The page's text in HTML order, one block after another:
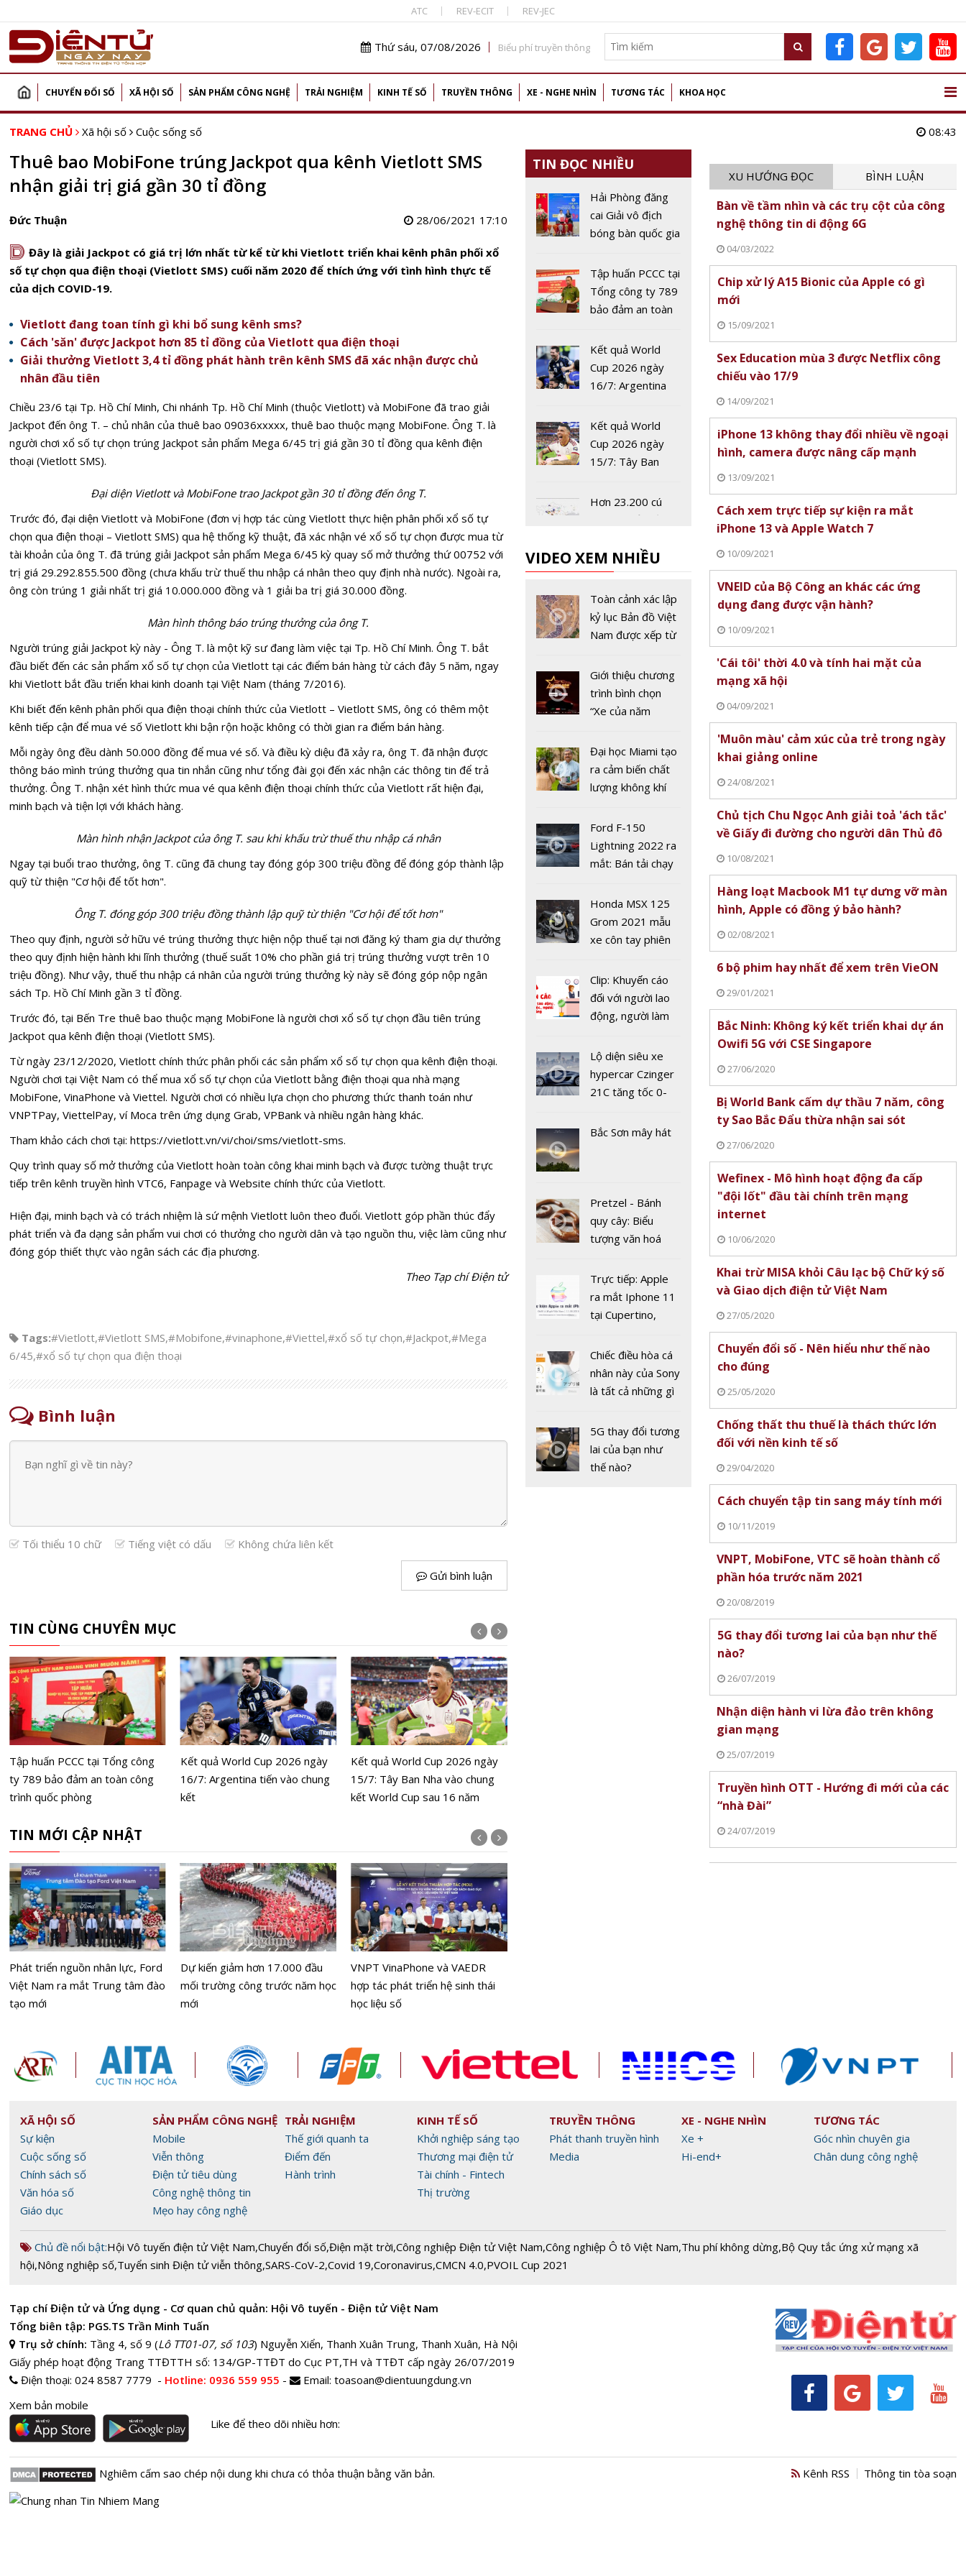
ATC REV-ECIT REV-JEC
Thứ sáu, 07/08/2026 Biểu phí truyền thông
CHUYỂN ĐỔI SỐ XÃ HỘI SỐ SẢN PHẨM CÔNG NGHỆ TRẢI NGHIỆM KINH TẾ SỐ TRUYỀN THÔNG XE - NGHE NHÌN TƯƠNG TÁC KHOA HỌC
TRANG CHỦ Xã hội số Cuộc sống số 08:43
Thuê bao MobiFone trúng Jackpot qua kênh Vietlott SMS
nhận giải trị giá gần 30 tỉ đồng
Đức Thuận 28/06/2021 17:10
D Đây là giải Jackpot có giá trị lớn nhất từ kể từ khi Vietlott triển khai kênh phân phối xổ
số tự chọn qua điện thoại (Vietlott SMS) cuối năm 2020 để thích ứng với tình hình thực tế
của dịch COVID-19.
Vietlott đang toan tính gì khi bổ sung kênh sms?
Cách 'săn' được Jackpot hơn 85 tỉ đồng của Vietlott qua điện thoại
Giải thưởng Vietlott 3,4 tỉ đồng phát hành trên kênh SMS đã xác nhận được chủ
nhân đầu tiên
Chiều 23/6 tại Tp. Hồ Chí Minh, Chi nhánh Tp. Hồ Chí Minh (thuộc Vietlott) và MobiFone đã trao giải
Jackpot đến ông T. – chủ nhân của thuê bao 09036xxxxx, thuê bao thuộc mạng MobiFone. Ông T. là
người chơi xổ số tự chọn trúng Jackpot sản phẩm Mega 6/45 trị giá gần 30 tỉ đồng qua kênh điện
thoại (Vietlott SMS).
Đại diện Vietlott và MobiFone trao Jackpot gần 30 tỉ đồng đến ông T.
Trước đó, đại diện Vietlott và MobiFone (đơn vị hợp tác cùng Vietlott thực hiện phân phối xổ số tự
chọn qua điện thoại – Vietlott SMS) qua hệ thống kỹ thuật, đã xác nhận vé xổ số tự chọn được mua từ
tài khoản của ông T. đã trúng giải Jackpot sản phẩm Mega 6/45 kỳ quay số mở thưởng thứ 00752 với
trị giá 29.292.855.500 đồng (chưa khấu trừ thuế thu nhập cá nhân theo quy định nhà nước). Ngoài ra,
ông còn trúng 1 giải nhất trị giá 10.000.000 đồng và 1 giải ba trị giá 30.000 đồng.
Màn hình thông báo trúng thưởng của ông T.
Người trúng giải Jackpot kỳ này - Ông T. là một kỹ sư đang làm việc tại Tp. Hồ Chí Minh. Ông T. bắt
đầu biết đến các sản phẩm xổ số tự chọn của Vietlott tại các điểm bán hàng từ cách đây 5 năm, ngay
khi Vietlott bắt đầu triển khai kinh doanh tại Việt Nam (tháng 7/2016).
Khi biết đến kênh phân phối qua điện thoại chính thức của Vietlott – Vietlott SMS, ông có thêm một
kênh tiếp cận để mua vé số Vietlott khi bận rộn hoặc không có thời gian ra điểm bán hàng.
Mỗi ngày ông đều dành 50.000 đồng để mua vé số. Và điều kỳ diệu đã xảy ra, ông T. đã nhận được
thông báo mình trúng thưởng qua tin nhắn cũng như tổng đài gọi đến xác nhận các thông tin để trả
thưởng. Ông T. nhận xét hình thức mua vé qua kênh điện thoại chính thức của Vietlott rất hiện đại,
minh bạch và tiện lợi với khách hàng.
Màn hình nhận Jackpot của ông T. sau khi khấu trừ thuế thu nhập cá nhân
Ngay tại buổi trao thưởng, ông T. cũng đã chung tay đóng góp 300 triệu đồng để đóng góp thành lập
quỹ từ thiện "Cơ hội để tốt hơn".
Ông T. đóng góp 300 triệu đồng thành lập quỹ từ thiện "Cơ hội để tốt hơn"
Theo quy định, người sở hữu vé trúng thưởng thực hiện nộp thuế tại nơi đăng ký tham gia dự thưởng
theo quy định hiện hành khi lĩnh thưởng (thuế suất 10% cho phần giá trị trúng thưởng vượt trên 10
triệu đồng). Như vậy, thuế thu nhập cá nhân của người trúng thưởng kỳ này sẽ đóng góp nộp ngân
sách Tp. Hồ Chí Minh gần 3 tỉ đồng.
Trước đó, tại Bến Tre thuê bao thuộc mạng MobiFone là người chơi xổ số tự chọn đầu tiên trúng
Jackpot qua kênh điện thoại (Vietlott SMS).
Từ ngày 23/12/2020, Vietlott chính thức phân phối các sản phẩm xổ số tự chọn qua kênh điện thoại.
Người chơi tại Việt Nam có thể mua xổ số tự chọn của Vietlott bằng điện thoại qua nhà mạng
MobiFone, VinaPhone và Viettel. Người chơi có nhiều lựa chọn cho phương thức thanh toán như
VNPTPay, ViettelPay, ví Moca trên ứng dụng Grab, VPBank và nhiều ngân hàng khác.
Tham khảo cách chơi tại: https://vietlott.vn/vi/choi/sms/vietlott-sms.
Quy trình quay số mở thưởng của Vietlott hoàn toàn công khai minh bạch và được tường thuật trực
tiếp trên kênh truyền hình VTC6, Fanpage và Website chính thức của Vietlott.
Hiện đại, minh bạch và có trách nhiệm là sứ mệnh Vietlott luôn theo đuổi. Vietlott góp phần thúc đẩy
phát triển và đa dạng sản phẩm vui chơi có thưởng cho người dân và tạo nguồn thu, việc làm cũng như
đóng góp thiết thực vào ngân sách các địa phương.
Theo Tạp chí Điện tử
Tags:#Vietlott,#Vietlott SMS,#Mobifone,#vinaphone,#Viettel,#xổ số tự chọn,#Jackpot,#Mega
6/45,#xổ số tự chọn qua điện thoại
Bình luận
Tối thiểu 10 chữ Tiếng việt có dấu Không chứa liên kết
Gửi bình luận
TIN CÙNG CHUYÊN MỤC
Tập huấn PCCC tại Tổng công
ty 789 bảo đảm an toàn công
trình quốc phòng
Kết quả World Cup 2026 ngày
16/7: Argentina tiến vào chung
kết
Kết quả World Cup 2026 ngày
15/7: Tây Ban Nha vào chung
kết World Cup sau 16 năm
Lịch World Cup 2026 ngày 1/7:
sáng cửa vào vòng 1/8
Paraguay và Maroc
TIN MỚI CẬP NHẬT
Phát triển nguồn nhân lực, Ford
Việt Nam ra mắt Trung tâm đào
tạo mới
Dự kiến giảm hơn 17.000 đầu
mối trường công trước năm học
mới
VNPT VinaPhone và VAEDR
hợp tác phát triển hệ sinh thái
học liệu số
TIN ĐỌC NHIỀU
Hải Phòng đăng
cai Giải vô địch
bóng bàn quốc gia
thứ 44
Tập huấn PCCC tại
Tổng công ty 789
bảo đảm an toàn
phòng
Kết quả World
Cup 2026 ngày
16/7: Argentina
Kết quả World
Cup 2026 ngày
15/7: Tây Ban
World Cup sau 16
Hơn 23.200 cú
sét đánh ở miền
châu Á-Thái Bình
Dương và Nhật
Bản có Chủ tịch
tính hai mặt của
mạng xã hội
nhất để xem trên
VieON
Bắc Ninh: Không
dự án Owifi 5G
với CSE Singapore
cấm dự thầu 7
năm, công ty Sao
Bắc Đẩu thừa
VIDEO XEM NHIỀU
Toàn cảnh xác lập
kỷ lục Bản đồ Việt
Nam được xếp từ
năm 2022
Giới thiệu chương
trình bình chọn
“Xe của năm
Đại học Miami tạo
ra cảm biến chất
lượng không khí
19
Ford F-150
Lightning 2022 ra
mắt: Bán tải chạy
chưa đến 40 nghìn
USD
Honda MSX 125
Grom 2021 mẫu
xe côn tay phiên
Clip: Khuyến cáo
đối với người lao
động, người làm
hàng tại khu dịch
vụ trong dịch
Covid-19
Lộ diện siêu xe
hypercar Czinger
21C tăng tốc 0-
2 giây
Bắc Sơn mây hát
Pretzel - Bánh
quy cây: Biểu
tượng văn hoá
tranh cãi về nguồn
gốc
Trực tiếp: Apple
ra mắt Iphone 11
tại Cupertino,
Chiếc điều hòa cá
nhân này của Sony
là tất cả những gì
sót qua mùa hè
nóng nực
5G thay đổi tương
lai của bạn như
thế nào?
XU HƯỚNG ĐỌC BÌNH LUẬN
Bàn về tầm nhìn và các trụ cột của công
nghệ thông tin di động 6G
04/03/2022
Chip xử lý A15 Bionic của Apple có gì
mới
15/09/2021
Sex Education mùa 3 được Netflix công
chiếu vào 17/9
14/09/2021
iPhone 13 không thay đổi nhiều về ngoại
hình, camera được nâng cấp mạnh
13/09/2021
Cách xem trực tiếp sự kiện ra mắt
iPhone 13 và Apple Watch 7
10/09/2021
VNEID của Bộ Công an khác các ứng
dụng đang được vận hành?
10/09/2021
'Cái tôi' thời 4.0 và tính hai mặt của
mạng xã hội
04/09/2021
'Muôn màu' cảm xúc của trẻ trong ngày
khai giảng online
24/08/2021
Chủ tịch Chu Ngọc Anh giải toả 'ách tắc'
về Giấy đi đường cho người dân Thủ đô
10/08/2021
Hàng loạt Macbook M1 tự dưng vỡ màn
hình, Apple có đồng ý bảo hành?
02/08/2021
6 bộ phim hay nhất để xem trên VieON
29/01/2021
Bắc Ninh: Không ký kết triển khai dự án
Owifi 5G với CSE Singapore
27/06/2020
Bị World Bank cấm dự thầu 7 năm, công
ty Sao Bắc Đẩu thừa nhận sai sót
27/06/2020
Wefinex - Mô hình hoạt động đa cấp
"đội lốt" đầu tài chính trên mạng
internet
10/06/2020
Khai trừ MISA khỏi Câu lạc bộ Chữ ký số
và Giao dịch điện tử Việt Nam
27/05/2020
Chuyển đổi số - Nên hiểu như thế nào
cho đúng
25/05/2020
Chống thất thu thuế là thách thức lớn
đối với nền kinh tế số
29/04/2020
Cách chuyển tập tin sang máy tính mới
10/11/2019
VNPT, MobiFone, VTC sẽ hoàn thành cổ
phần hóa trước năm 2021
20/08/2019
5G thay đổi tương lai của bạn như thế
nào?
26/07/2019
Nhận diện hành vi lừa đảo trên không
gian mạng
25/07/2019
Truyền hình OTT - Hướng đi mới của các
“nhà Đài”
24/07/2019
XÃ HỘI SỐ
Sự kiện
Cuộc sống số
Chính sách số
Văn hóa số
Giáo dục
SẢN PHẨM CÔNG NGHỆ
Mobile
Viễn thông
Điện tử tiêu dùng
Công nghệ thông tin
Mẹo hay công nghệ
TRẢI NGHIỆM
Thế giới quanh ta
Điểm đến
Hành trình
KINH TẾ SỐ
Khởi nghiệp sáng tạo
Thương mại điện tử
Tài chính - Fintech
Thị trường
TRUYỀN THÔNG
Phát thanh truyền hình
Media
XE - NGHE NHÌN
Xe +
Hi-end+
TƯƠNG TÁC
Góc nhìn chuyên gia
Chân dung công nghệ
Chủ đề nổi bật:Hội Vô tuyến điện tử Việt Nam,Chuyển đổi số,Điện mặt trời,Công nghiệp Điện tử Việt Nam,Công nghiệp Ô tô Việt Nam,Thu phí không dừng,Bộ Quy tắc ứng xử mạng xã
hội,Nông nghiệp số,Tuyển sinh Điện tử viễn thông,SARS-CoV-2,Covid 19,Coronavirus,CMCN 4.0,PVOIL Cup 2021
Tạp chí Điện tử và Ứng dụng - Cơ quan chủ quản: Hội Vô tuyến - Điện tử Việt Nam
Tổng biên tập: PGS.TS Trần Minh Tuấn
Trụ sở chính: Tầng 4, số 9 (Lô TT01-07, số 103) Nguyễn Xiển, Thanh Xuân Trung, Thanh Xuân, Hà Nội
Giấy phép hoạt động Trang TTĐTTH số: 134/GP-TTĐT do Cục PT,TH và TTĐT cấp ngày 26/07/2019
Điện thoại: 024 8587 7779 - Hotline: 0936 559 955 - Email: toasoan@dientuungdung.vn
Xem bản mobile
Like để theo dõi nhiều hơn:
Nghiêm cấm sao chép nội dung khi chưa có thỏa thuận bằng văn bản. Kênh RSS Thông tin tòa soạn